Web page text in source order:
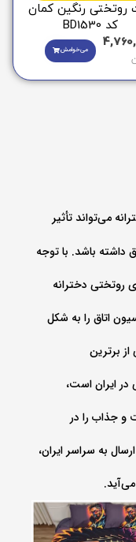
رنگین کمان
کد BD1530
می‌خوامش
می‌تواند تأثیر
داشته باشد. با توجه
روتختی دخترانه
اتاق را به شکل
برترین
در ایران است،
و جذاب را در
به سراسر ایران،